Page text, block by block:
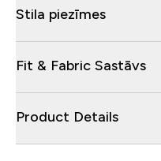
Stila piezīmes
Fit & Fabric Sastāvs
Product Details